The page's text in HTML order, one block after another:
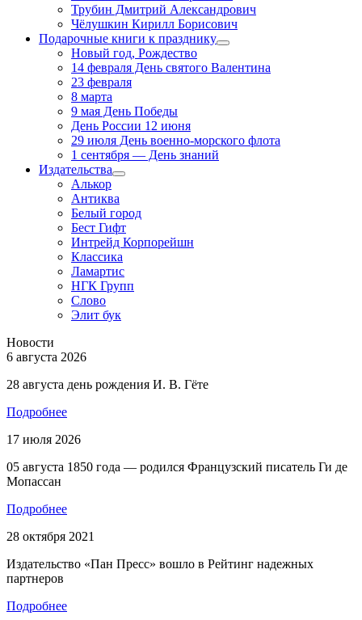
Трубин Дмитрий Александрович
Чёлушкин Кирилл Борисович
Подарочные книги к празднику
Новый год, Рождество
14 февраля День святого Валентина
23 февраля
8 марта
9 мая День Победы
День России 12 июня
29 июля День военно-морского флота
1 сентября — День знаний
Издательства
Алькор
Антиква
Белый город
Бест Гифт
Интрейд Корпорейшн
Классика
Ламартис
НГК Групп
Слово
Элит бук
Новости
6 августа 2026
28 августа день рождения И. В. Гёте
Подробнее
17 июля 2026
05 августа 1850 года — родился Французский писатель Ги де
Мопассан
Подробнее
28 октября 2021
Издательство «Пан Пресс» вошло в Рейтинг надежных
партнеров
Подробнее